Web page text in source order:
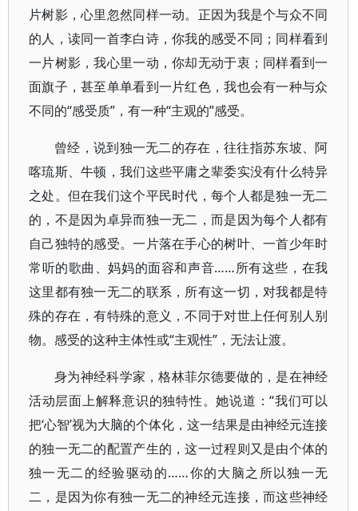
片树影，心里忽然同样一动。正因为我是个与众不同
的人，读同一首李白诗，你我的感受不同；同样看到
一片树影，我心里一动，你却无动于衷；同样看到一
面旗子，甚至单单看到一片红色，我也会有一种与众
不同的“感受质”，有一种“主观的”感受。
曾经，说到独一无二的存在，往往指苏东坡、阿
喀琉斯、牛顿，我们这些平庸之辈委实没有什么特异
之处。但在我们这个平民时代，每个人都是独一无二
的，不是因为卓异而独一无二，而是因为每个人都有
自己独特的感受。一片落在手心的树叶、一首少年时
常听的歌曲、妈妈的面容和声音……所有这些，在我
这里都有独一无二的联系，所有这一切，对我都是特
殊的存在，有特殊的意义，不同于对世上任何别人别
物。感受的这种主体性或“主观性”，无法让渡。
身为神经科学家，格林菲尔德要做的，是在神经
活动层面上解释意识的独特性。她说道：“我们可以
把‘心智’视为大脑的个体化，这一结果是由神经元连接
的独一无二的配置产生的，这一过程则又是由个体的
独一无二的经验驱动的……你的大脑之所以独一无
二，是因为你有独一无二的神经元连接，而这些神经